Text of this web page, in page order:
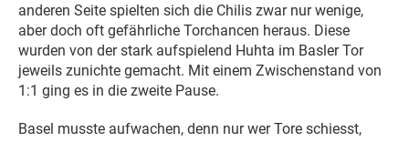
anderen Seite spielten sich die Chilis zwar nur wenige,
aber doch oft gefährliche Torchancen heraus. Diese
wurden von der stark aufspielend Huhta im Basler Tor
jeweils zunichte gemacht. Mit einem Zwischenstand von
1:1 ging es in die zweite Pause.
Basel musste aufwachen, denn nur wer Tore schiesst,